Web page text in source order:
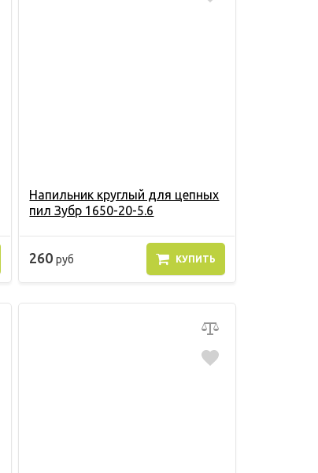
Напильник круглый для цепных
пил Зубр 1650-20-5.6
260руб КУПИТЬ